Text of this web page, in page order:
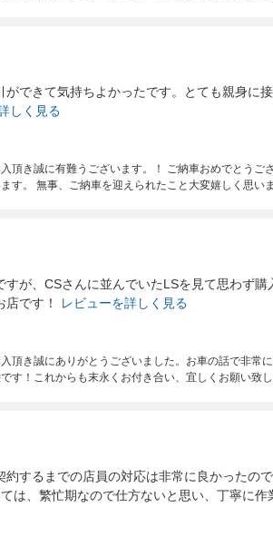
ができて気持ちよかったです。とても親身に
しく見る
頂き誠に有難うございます。！ ご納車おめでとうご
す。 無事、ご納車を迎えられたこと大変嬉しく思
が、CSさんに並んでいたLSを見て思わず
です！
レビューを詳しく見る
頂き誠にありがとうございました。お車の話で非常
す！これからも末永くお付き合い、宜しくお願い致
するまでの店員の対応は非常に良かったの
は、繁忙期なので仕方ないと思い、丁寧に作